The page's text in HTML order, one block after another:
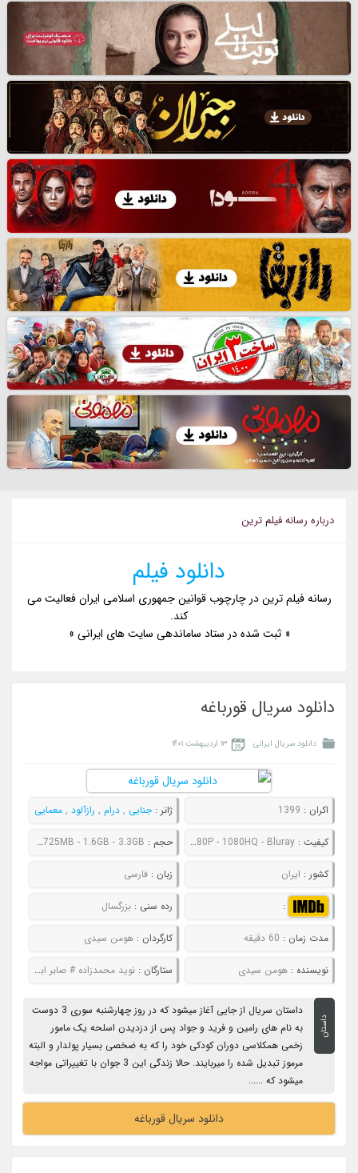
درباره رسانه فیلم ترین
دانلود فیلم
رسانه فیلم ترین در چارچوب قوانین جمهوری اسلامی ایران فعالیت می
کند.
« ثبت شده در ستاد ساماندهی سایت های ایرانی »
دانلود سریال قورباغه
دانلود سریال ایرانی ۱۳ اردیبهشت ۱۴۰۱
اکران : 1399 ژانر :جنایی , درام , رازآلود , معمایی
کیفیت :480P - 720P - 1080P - 1080HQ - Bluray حجم : 300MB - 695MB - 725MB - 1.6GB - 3.3GB
کشور : ایران زبان : فارسی
: رده سنی : بزرگسال
مدت زمان : 60 دقیقه کارگردان : هومن سیدی
نویسنده :هومن سیدی ستارگان : نوید محمدزاده # صابر ابر # سحر دولتشاهی # فرشته حسینی
داستان
داستان سریال از جایی آغاز میشود که در روز چهارشنبه سوری 3 دوست
به نام های رامین و فرید و جواد پس از دزدیدن اسلحه یک مامور
زخمی همکلاسی دوران کودکی خود را که به ضخصی بسیار پولدار و البته
مرموز تبدیل شده را میربایند. حالا زندگی این 3 جوان با تغییراتی مواجه
میشود که ......
دانلود سریال قورباغه